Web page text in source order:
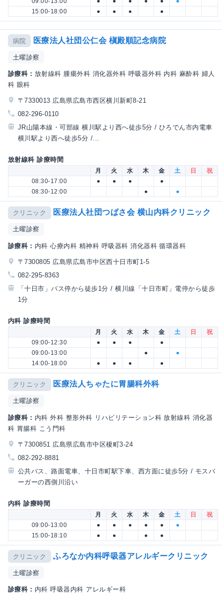
15:00-18:00
● ● ● ●
病院 医療法人社団公仁会 槇殿順記念病院
土曜診察
診療科： 放射線科 腫瘍外科 消化器外科 呼吸器外科 内科 麻酔科 婦人
科 眼科
〒7330013 広島県広島市西区横川新町8-21
082-296-0110
JR山陽本線・可部線 横川駅より西へ徒歩5分 / ひろでん市内電車
横川駅より西へ徒歩5分 /...
放射線科 診療時間
月 火 水 木 金 土 日
祝
08:30-17:00
● ● ●
●
08:30-12:00
● ●
クリニック 医療法人社団つばさ会 横山内科クリニック
土曜診察
診療科： 内科 心療内科 精神科 呼吸器科 消化器科 循環器科
〒7300805 広島県広島市中区西十日市町1-5
082-295-8363
「十日市」バス停から徒歩1分 / 横川線「十日市町」電停から徒歩
1分
内科 診療時間
月 火 水 木 金 土 日
祝
09:00-12:30
● ● ●
●
09:00-13:00
●
●
14:00-18:00
● ● ● ●
クリニック 医療法人ちゃたに胃腸科外科
土曜診察
診療科： 内科 外科 整形外科 リハビリテーション科 放射線科 消化器
科 胃腸科 こう門科
〒7300851 広島県広島市中区榎町3-24
082-292-8881
公共バス、路面電車、十日市町駅下車、西方面に徒歩5分 / モスバ
ーガーの西側川沿い
内科 診療時間
月 火 水 木 金 土 日
祝
09:00-13:00
● ● ● ● ●
●
15:00-18:10
● ● ● ●
クリニック ふろなか内科呼吸器アレルギークリニック
土曜診察
診療科： 内科 呼吸器内科 アレルギー科